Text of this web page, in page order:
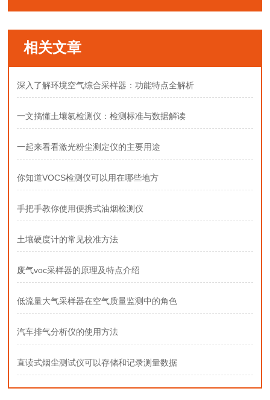
相关文章
深入了解环境空气综合采样器：功能特点全解析
一文搞懂土壤氡检测仪：检测标准与数据解读
一起来看看激光粉尘测定仪的主要用途
你知道VOCS检测仪可以用在哪些地方
手把手教你使用便携式油烟检测仪
土壤硬度计的常见校准方法
废气voc采样器的原理及特点介绍
低流量大气采样器在空气质量监测中的角色
汽车排气分析仪的使用方法
直读式烟尘测试仪可以存储和记录测量数据